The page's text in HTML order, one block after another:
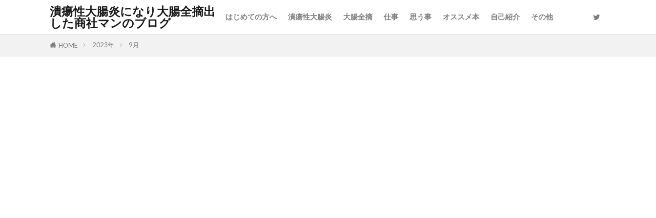
潰瘍性大腸炎になり大腸全摘出
した商社マンのブログ
はじめての方へ 潰瘍性大腸炎 大腸全摘 仕事 思う事 オススメ本 自己紹介 その他
HOME 2023年 9月